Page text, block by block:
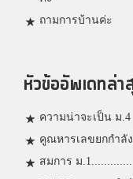
ถามการบ้านค่ะ
หัวข้ออัพเดทล่า
ความน่าจะเป็น ม.4
คูณหารเลขยกกำลั
สมการ ม.1.............